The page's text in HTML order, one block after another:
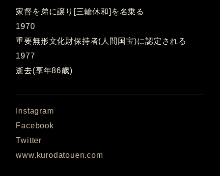
家督を弟に譲り[三輪休和]を名乗る
1970
重要無形文化財保持者(人間国宝)に認定される
1977
逝去(享年86歳)
Instagram
Facebook
Twitter
www.kurodatouen.com